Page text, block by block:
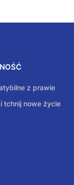
z prawie
tchnij nowe życie